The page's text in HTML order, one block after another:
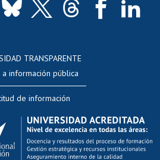
Docentes
Portafolio Académico
docente
académica
al AUCAI
os
TRANSPARENTE
a información pública
de información